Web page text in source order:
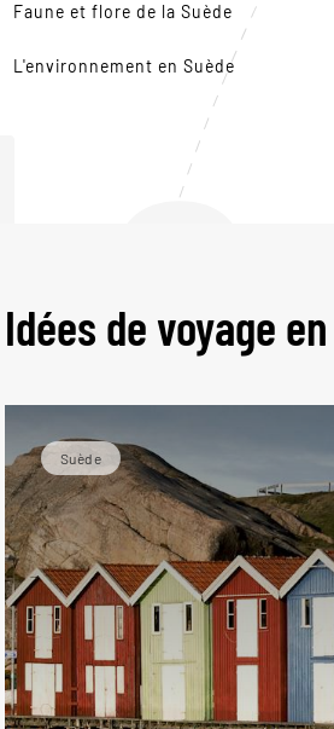
Le
Faune et flore de la Suède
L'environnement en Suède
Idées de voyage
Suède